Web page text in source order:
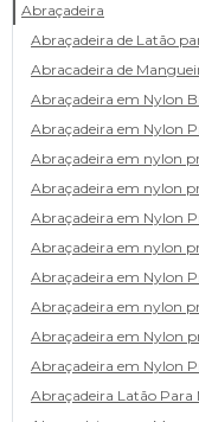
Abraçadeira
Abraçadeira de Latão
Abracadeira de
Abraçadeira em Nylon
Abraçadeira em Nylon
Abraçadeira em nylon
Abraçadeira em nylon
Abraçadeira em Nylon
Abraçadeira em nylon
Abraçadeira em Nylon
Abraçadeira em nylon
Abraçadeira em Nylon
Abraçadeira em Nylon
Abraçadeira Latão Para